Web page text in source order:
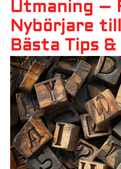
Utmaning –
Nybörjare
Bästa Tips &